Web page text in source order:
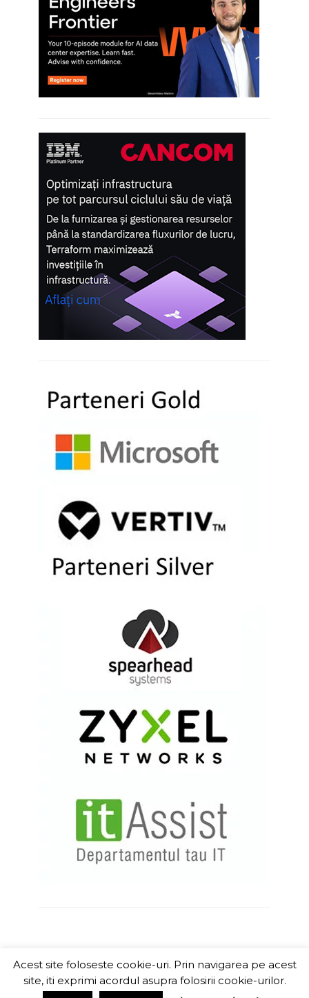
ITChannel
Acest site foloseste cookie-uri. Prin navigarea pe acest
site, iti exprimi acordul asupra folosirii cookie-urilor.